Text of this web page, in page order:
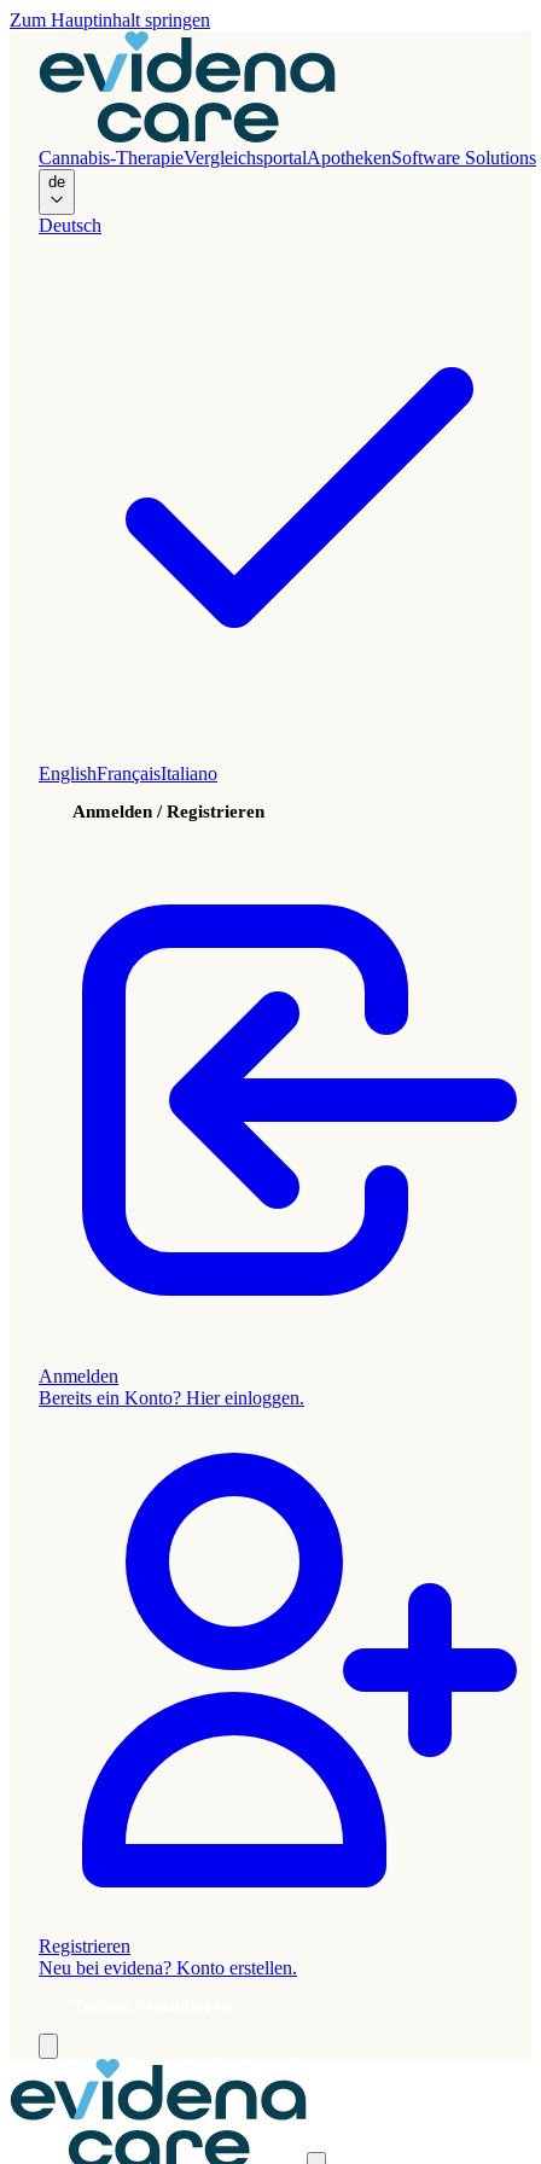
Zum Hauptinhalt springen
Cannabis-TherapieVergleichsportalApothekenSoftware Solutions
de
Deutsch
EnglishFrançaisItaliano
Anmelden / Registrieren
Anmelden
Bereits ein Konto? Hier einloggen.
Registrieren
Neu bei evidena? Konto erstellen.